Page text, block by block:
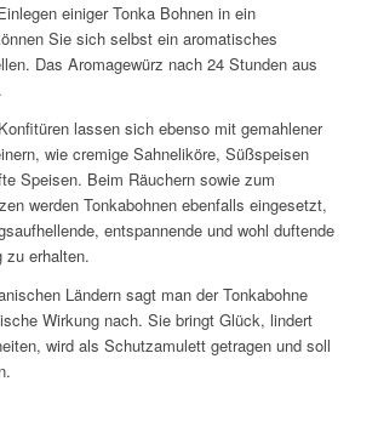
einiger Tonka Bohnen in ein
Sie sich selbst ein aromatisches
Das Aromagewürz nach 24 Stunden aus
lassen sich ebenso mit gemahlener
wie cremige Sahneliköre, Süßspeisen
Speisen. Beim Räuchern sowie zum
werden Tonkabohnen ebenfalls eingesetzt,
entspannende und wohl duftende
zu erhalten.
Ländern sagt man der Tonkabohne
Wirkung nach. Sie bringt Glück, lindert
wird als Schutzamulett getragen und soll